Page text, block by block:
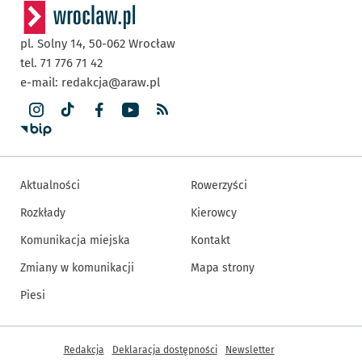
pl. Solny 14, 50-062 Wrocław
tel. 71 776 71 42
e-mail: redakcja@araw.pl
Aktualności
Rozkłady
Komunikacja miejska
Zmiany w komunikacji
Piesi
Rowerzyści
Kierowcy
Kontakt
Mapa strony
Inne informacje
Redakcja Deklaracja dostępności Newsletter